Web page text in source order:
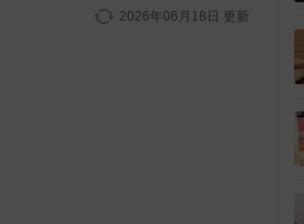
2026年06月18日 更新